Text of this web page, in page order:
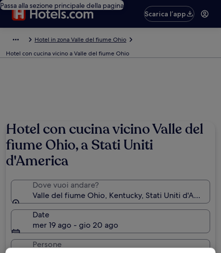
Passa alla sezione principale della pagina
Scarica l’app
Hotel in zona Valle del fiume Ohio
Hotel con cucina vicino a Valle del fiume Ohio
Hotel con cucina vicino Valle del
fiume Ohio, a Stati Uniti
d'America
Dove vuoi andare?
Valle del fiume Ohio, Kentucky, Stati Uniti d'America
Date
mer 19 ago - gio 20 ago
Persone